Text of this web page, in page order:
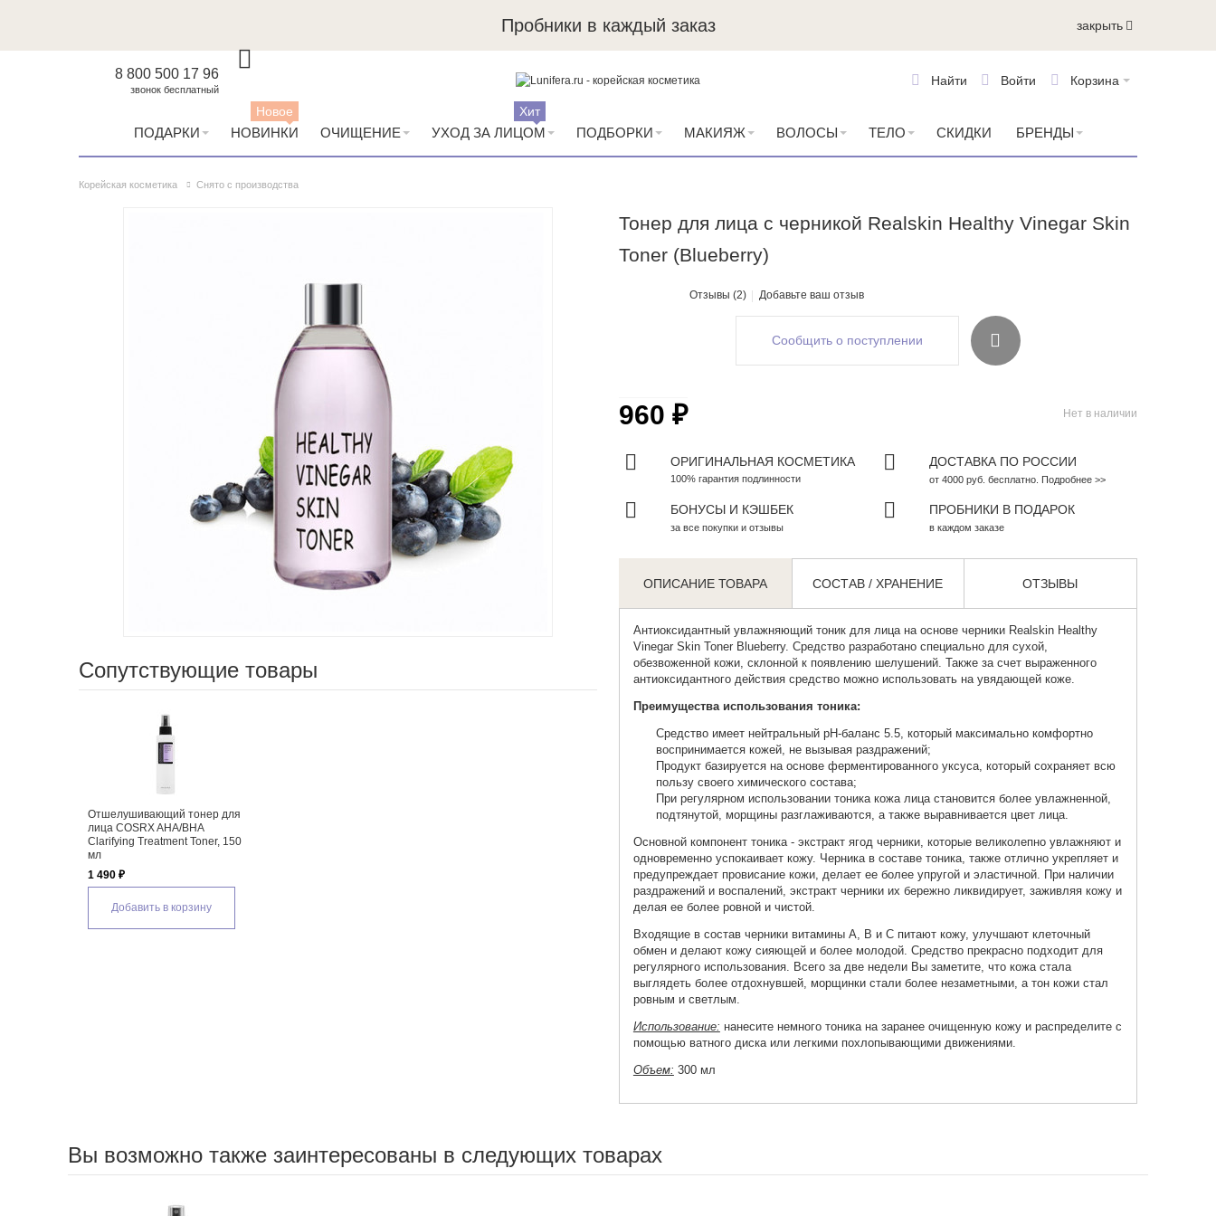
Пробники в каждый заказ закрыть
8 800 500 17 96
звонок бесплатный
Корзина
Войти
Найти
ПОДАРКИ НОВИНКИ
Новое
ОЧИЩЕНИЕ УХОД ЗА ЛИЦОМ
Хит
ПОДБОРКИ МАКИЯЖ ВОЛОСЫ ТЕЛО СКИДКИ БРЕНДЫ
Корейская косметика Снято с производства
Тонер для лица с черникой Realskin Healthy Vinegar Skin
Toner (Blueberry)
Отзывы (2) Добавьте ваш отзыв
Сопутствующие товары
Отшелушивающий тонер для
лица COSRX AHA/BHA
Clarifying Treatment Toner, 150
мл
1 490 ₽
Добавить в корзину
Сообщить о поступлении
Нет в наличии
960 ₽
ОРИГИНАЛЬНАЯ КОСМЕТИКА
100% гарантия подлинности
ДОСТАВКА ПО РОССИИ
от 4000 руб. бесплатно. Подробнее >>
БОНУСЫ И КЭШБЕК
за все покупки и отзывы
ПРОБНИКИ В ПОДАРОК
в каждом заказе
ОПИСАНИЕ ТОВАРА СОСТАВ / ХРАНЕНИЕ ОТЗЫВЫ
Антиоксидантный увлажняющий тоник для лица на основе черникиRealskin Healthy
Vinegar Skin Toner Blueberry. Средство разработано специально для сухой,
обезвоженной кожи, склонной к появлению шелушений. Также за счет выраженного
антиоксидантного действия средство можно использовать на увядающей коже.
Преимущества использования тоника:
Средство имеет нейтральный рН-баланс 5.5, который максимально комфортно
воспринимается кожей, не вызывая раздражений;
Продукт базируется на основе ферментированного уксуса, который сохраняет всю
пользу своего химического состава;
При регулярном использовании тоника кожа лица становится более увлажненной,
подтянутой, морщины разглаживаются, а также выравнивается цвет лица.
Основной компонент тоника - экстракт ягод черники, которые великолепно увлажняют и
одновременно успокаивает кожу. Черника в составе тоника, также отлично укрепляет и
предупреждает провисание кожи, делает ее более упругой и эластичной. При наличии
раздражений и воспалений, экстракт черники их бережно ликвидирует, заживляя кожу и
делая ее более ровной и чистой.
Входящие в состав черники витамины А, В и С питают кожу, улучшают клеточный
обмен и делают кожу сияющей и более молодой. Средство прекрасно подходит для
регулярного использования. Всего за две недели Вы заметите, что кожа стала
выглядеть более отдохнувшей, морщинки стали более незаметными, а тон кожи стал
ровным и светлым.
Использование: нанесите немного тоника на заранее очищенную кожу и распределите с
помощью ватного диска или легкими похлопывающими движениями.
Объем: 300 мл
Вы возможно также заинтересованы в следующих товарах